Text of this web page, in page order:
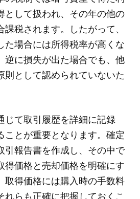
として扱われ、その年の他の
税されます。したがって、
た場合には所得税率が高くな
逆に損失が出た場合でも、他
則として認められていないた
じて取引履歴を詳細に記録
ことが重要となります。確定
引報告書を作成し、その中で
得価格と売却価格を明確にす
取得価格には購入時の手数料
れらも正確に把握しておくこ